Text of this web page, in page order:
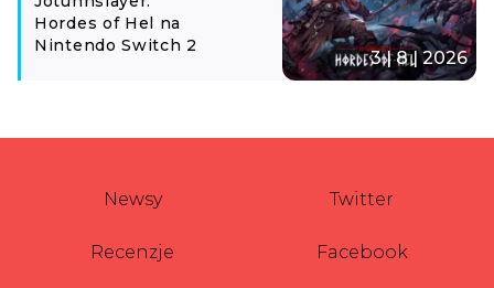
Hordes of Hel na
Nintendo Switch 2
3 | 8 | 2026
Newsy
Recenzje
Twitter
Facebook